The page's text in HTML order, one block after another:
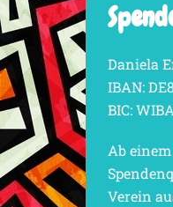
Daniela
IBAN:
BIC:
Ab
Verein